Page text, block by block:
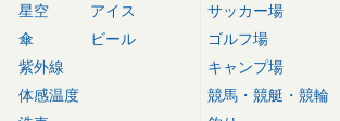
星空
傘
紫外線
体感温度
アイス
ビール
サッカー場
ゴルフ場
キャンプ場
競馬・競艇・競輪